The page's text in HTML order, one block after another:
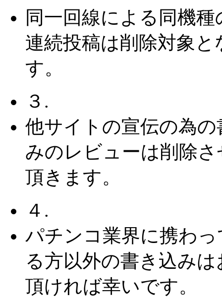
同一回線による同機種
連続投稿は削除対象と
す。
３.
他サイトの宣伝の為の
みのレビューは削除さ
頂きます。
４.
パチンコ業界に携わっ
る方以外の書き込みは
頂ければ幸いです。